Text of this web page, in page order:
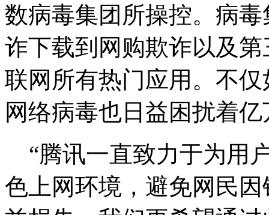
数病毒集团所操控。病
诈下载到网购欺诈以及
联网所有热门应用。不
网络病毒也日益困扰着
“腾讯一直致力于为用
色上网环境，避免网民